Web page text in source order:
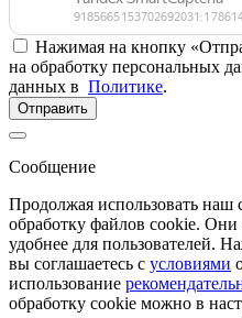
Нажимая на кнопку
на обработку персональных
данных в Политике.
Отправить
Сообщение
Продолжая использовать наш
обработку файлов cookie. Они
удобнее для пользователей.
вы соглашаетесь с условиями
использование
обработку cookie можно в